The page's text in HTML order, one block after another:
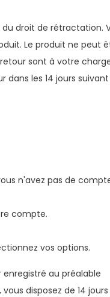
droit de rétractation.
Le produit ne peut
sont à votre
les 14 jours
n'avez pas de
compte.
vos options.
au préalable
disposez de 14